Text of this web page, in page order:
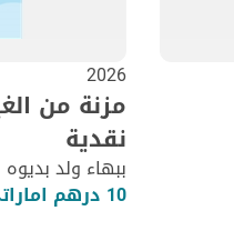
2026
مزنة من
نقدية
ببهاء ولد بديوه
10 درهم اماراتي